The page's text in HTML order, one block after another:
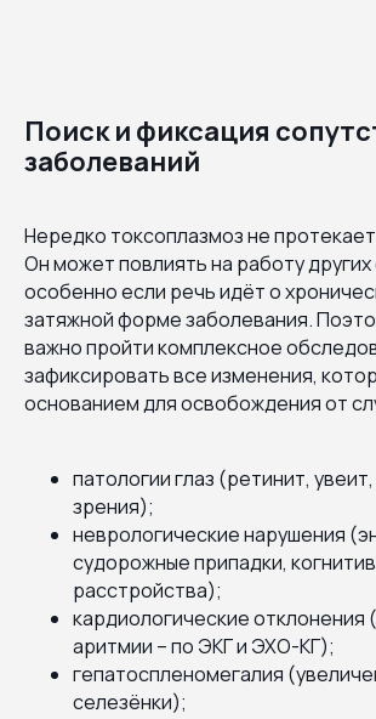
Поиск и фиксация
заболеваний
Нередко токсоплазмоз не
Он может повлиять на работу других
особенно если речь идёт о
затяжной форме заболевания.
важно пройти комплексное
зафиксировать все изменения,
основанием для освобождения от
патологии глаз (ретинит,
зрения);
неврологические нарушения
судорожные припадки,
расстройства);
кардиологические отклонения
аритмии – по ЭКГ и ЭХО-КГ);
гепатоспленомегалия
селезёнки);